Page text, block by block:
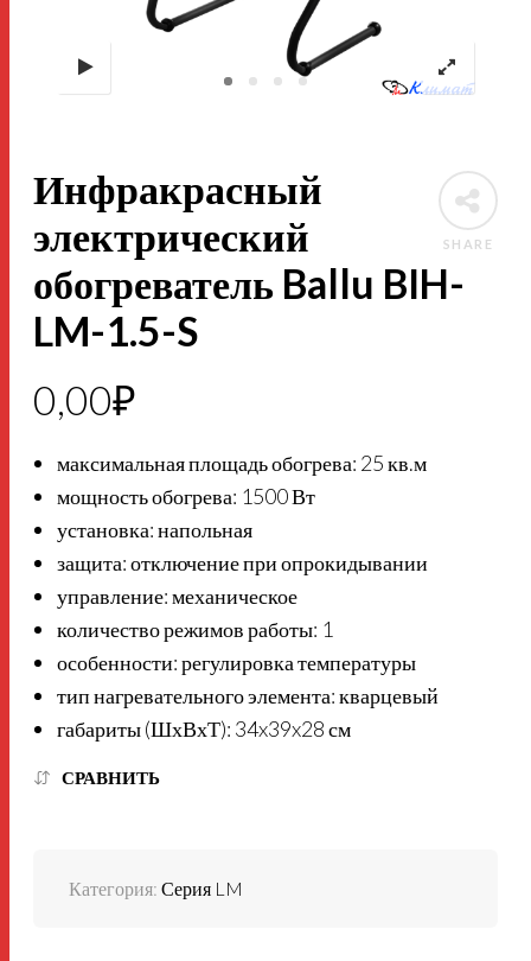
SHARE
Инфракрасный
электрический
обогреватель Ballu BIH-
LM-1.5-S
0,00₽
максимальная площадь обогрева: 25 кв.м
мощность обогрева: 1500 Вт
установка: напольная
защита: отключение при опрокидывании
управление: механическое
количество режимов работы: 1
особенности: регулировка температуры
тип нагревательного элемента: кварцевый
габариты (ШхВхТ): 34x39x28 см
СРАВНИТЬ
Категория:Серия LM